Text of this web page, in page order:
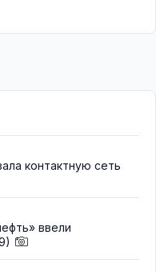
контактную сеть
ввели